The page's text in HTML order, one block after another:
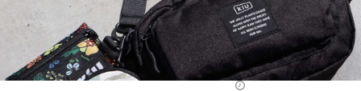
コンテンツ・サービス スイーツ・お菓子
スポーツ・レジャー スマホ・携帯電話
パソコン・タブレット ファッション